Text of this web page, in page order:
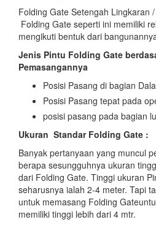
Folding Gate Setengah Lingkaran
Folding Gate seperti ini memiliki
mengikuti bentuk dari
Jenis Pintu Folding Gate
Pemasangannya
Posisi Pasang di bagian
Posisi Pasang tepat pada
posisi pasang pada bagian
Ukuran Standar Folding Gate :
Banyak pertanyaan yang muncul
berapa sesungguhnya ukuran
dari Folding Gate. Tinggi ukuran
seharusnya ialah 2-4 meter. Tapi
untuk memasang Folding
memiliki tinggi lebih dari 4 mtr.